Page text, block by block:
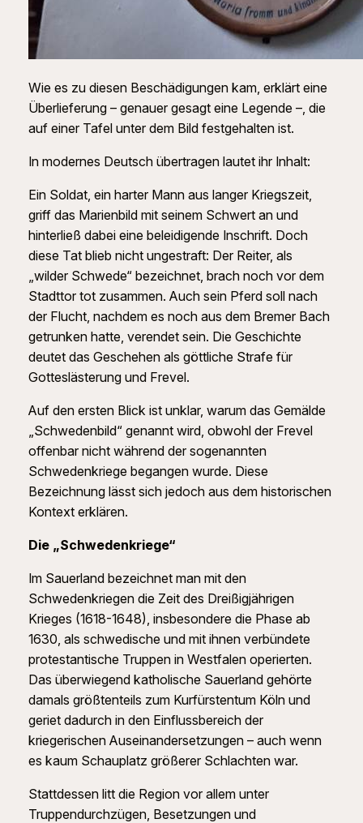
Wie es zu diesen Beschädigungen kam, erklärt eine
Überlieferung – genauer gesagt eine Legende –, die
auf einer Tafel unter dem Bild festgehalten ist.
In modernes Deutsch übertragen lautet ihr Inhalt:
Ein Soldat, ein harter Mann aus langer Kriegszeit,
griff das Marienbild mit seinem Schwert an und
hinterließ dabei eine beleidigende Inschrift. Doch
diese Tat blieb nicht ungestraft: Der Reiter, als
„wilder Schwede“ bezeichnet, brach noch vor dem
Stadttor tot zusammen. Auch sein Pferd soll nach
der Flucht, nachdem es noch aus dem Bremer Bach
getrunken hatte, verendet sein. Die Geschichte
deutet das Geschehen als göttliche Strafe für
Gotteslästerung und Frevel.
Auf den ersten Blick ist unklar, warum das Gemälde
„Schwedenbild“ genannt wird, obwohl der Frevel
offenbar nicht während der sogenannten
Schwedenkriege begangen wurde. Diese
Bezeichnung lässt sich jedoch aus dem historischen
Kontext erklären.
Die „Schwedenkriege“
Im Sauerland bezeichnet man mit den
Schwedenkriegen die Zeit des Dreißigjährigen
Krieges (1618-1648), insbesondere die Phase ab
1630, als schwedische und mit ihnen verbündete
protestantische Truppen in Westfalen operierten.
Das überwiegend katholische Sauerland gehörte
damals größtenteils zum Kurfürstentum Köln und
geriet dadurch in den Einflussbereich der
kriegerischen Auseinandersetzungen – auch wenn
es kaum Schauplatz größerer Schlachten war.
Stattdessen litt die Region vor allem unter
Truppendurchzügen, Besetzungen und